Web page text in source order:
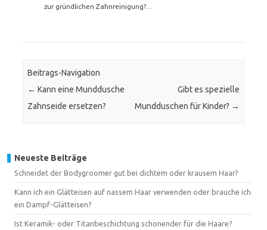
zur gründlichen Zahnreinigung?...
Beitrags-Navigation
← Kann eine Munddusche
Zahnseide ersetzen?
Gibt es spezielle
Mundduschen für Kinder? →
Neueste Beiträge
Schneidet der Bodygroomer gut bei dichtem oder krausem Haar?
Kann ich ein Glätteisen auf nassem Haar verwenden oder brauche ich
ein Dampf-Glätteisen?
Ist Keramik- oder Titanbeschichtung schonender für die Haare?